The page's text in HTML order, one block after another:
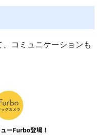
コミュニケーションも